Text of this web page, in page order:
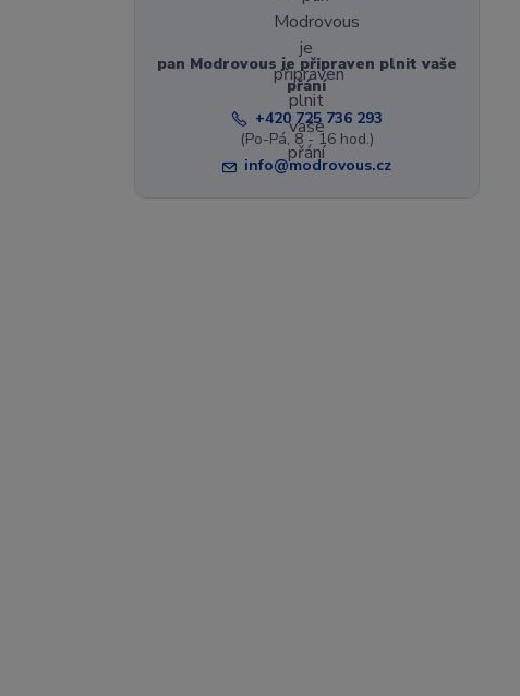
pan Modrovous je připraven plnit vaše
přání
+420 725 736 293
(Po-Pá, 8 - 16 hod.)
info@modrovous.cz